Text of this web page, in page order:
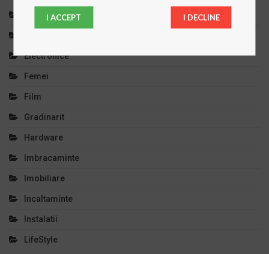
Divertisment
Electronice
Femei
Film
Gradinarit
Hardware
Imbracaminte
Imobiliare
Incaltaminte
Instalatii
LifeStyle
I ACCEPT I DECLINE